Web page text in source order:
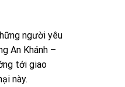
người yêu
An Khánh –
tới giao
này.